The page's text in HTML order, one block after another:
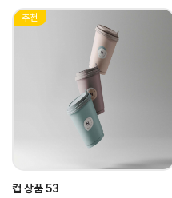
추천
컵 상품 53